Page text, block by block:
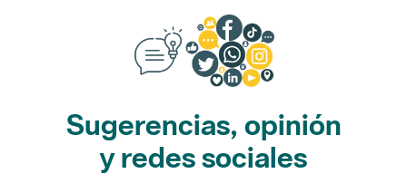
Sugerencias, opinión
y redes sociales